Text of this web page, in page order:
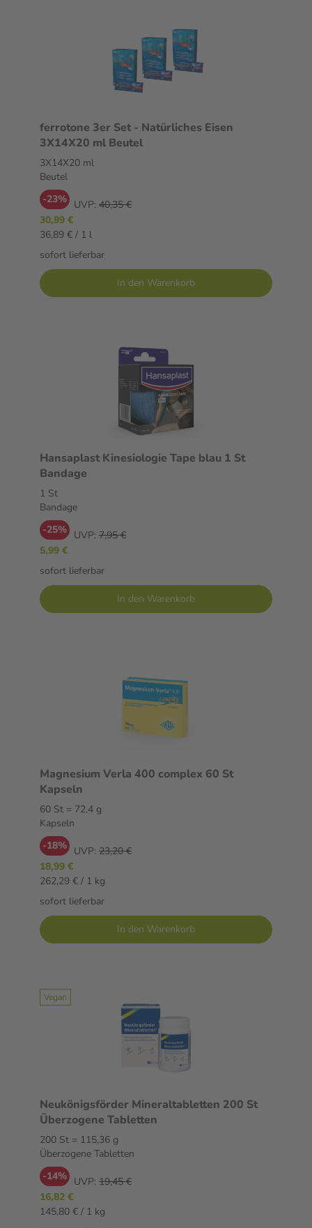
ferrotone 3er Set - Natürliches Eisen
3X14X20 ml Beutel
3X14X20 ml
Beutel
-23% UVP: 40,35 €
30,99 €
36,89 € / 1 l
sofort lieferbar
In den Warenkorb
Hansaplast Kinesiologie Tape blau 1 St
Bandage
1 St
Bandage
-25% UVP: 7,95 €
5,99 €
sofort lieferbar
In den Warenkorb
Magnesium Verla 400 complex 60 St
Kapseln
60 St = 72,4 g
Kapseln
-18% UVP: 23,20 €
18,99 €
262,29 € / 1 kg
sofort lieferbar
In den Warenkorb
Vegan
Neukönigsförder Mineraltabletten 200 St
Überzogene Tabletten
200 St = 115,36 g
Überzogene Tabletten
-14% UVP: 19,45 €
16,82 €
145,80 € / 1 kg